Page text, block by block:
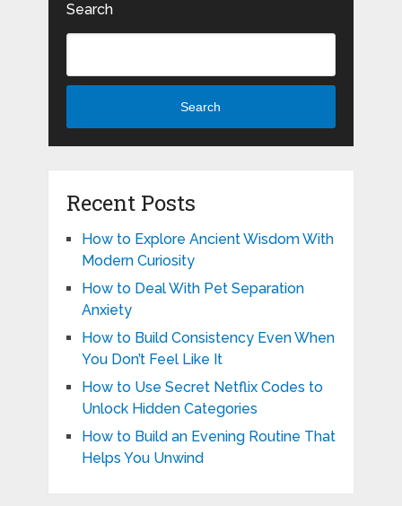
Search
Search
Recent Posts
How to Explore Ancient Wisdom With
Modern Curiosity
How to Deal With Pet Separation
Anxiety
How to Build Consistency Even When
You Don’t Feel Like It
How to Use Secret Netflix Codes to
Unlock Hidden Categories
How to Build an Evening Routine That
Helps You Unwind